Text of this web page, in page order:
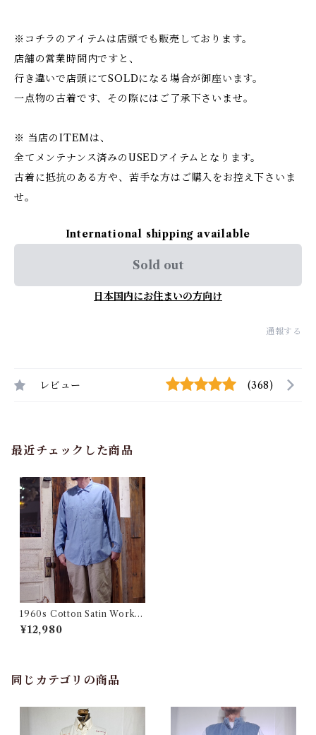
※コチラのアイテムは店頭でも販売しております。
店舗の営業時間内ですと、
行き違いで店頭にてSOLDになる場合が御座います。
一点物の古着です、その際にはご了承下さいませ。
※ 当店のITEMは、
全てメンテナンス済みのUSEDアイテムとなります。
古着に抵抗のある方や、苦手な方はご購入をお控え下さいま
せ。
International shipping available
Sold out
日本国内にお住まいの方向け
通報する
レビュー (368)
最近チェックした商品
1960s Cotton Satin Work S
hirt XL相当 / ヴィンテージ ワ
ーク シャツ USA 古着
¥12,980
同じカテゴリの商品